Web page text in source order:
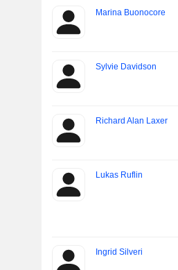
Marina Buonocore
Sylvie Davidson
Richard Alan Laxer
Lukas Ruflin
Ingrid Silveri